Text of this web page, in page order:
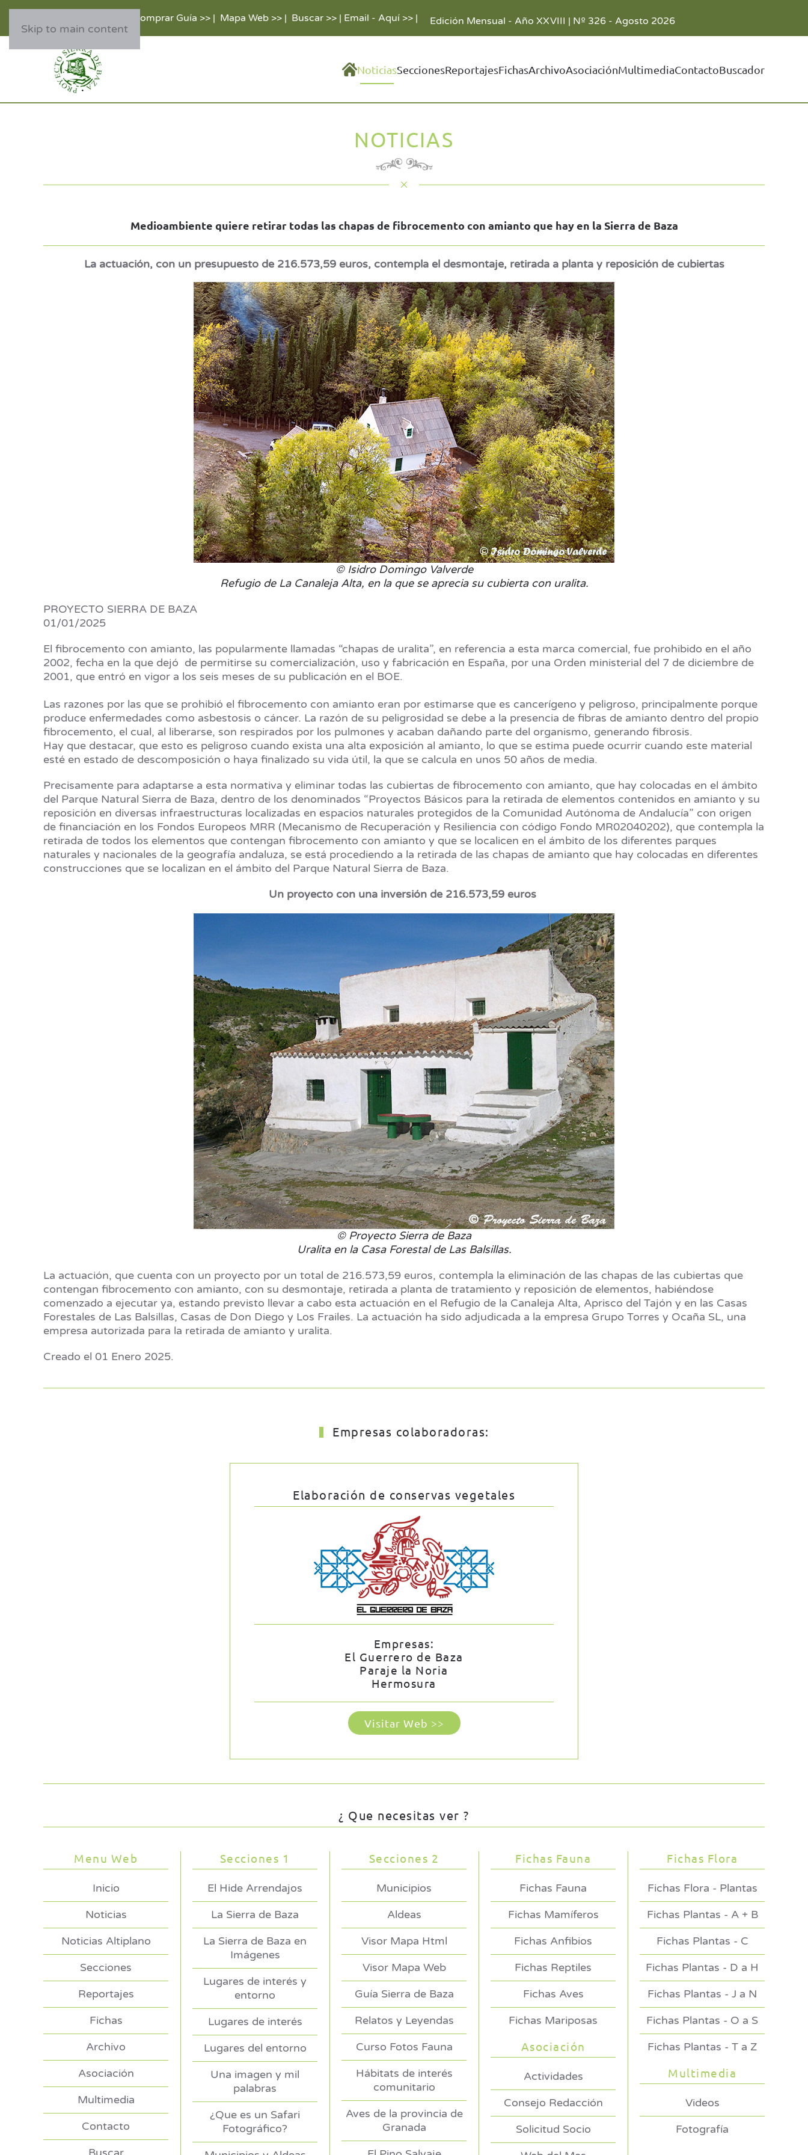
Skip to main content
Comprar Guía >>| Mapa Web >>| Buscar >>| Email - Aquí >>| Edición Mensual - Año XXVIII | Nº 326 - Agosto 2026
NoticiasSeccionesReportajesFichasArchivoAsociaciónMultimediaContactoBuscador
NOTICIAS
Medioambiente quiere retirar todas las chapas de fibrocemento con amianto que hay en la Sierra de Baza
La actuación, con un presupuesto de 216.573,59 euros, contempla el desmontaje, retirada a planta y reposición de cubiertas
© Isidro Domingo Valverde
Refugio de La Canaleja Alta, en la que se aprecia su cubierta con uralita.
PROYECTO SIERRA DE BAZA
01/01/2025
El fibrocemento con amianto, las popularmente llamadas “chapas de uralita”, en referencia a esta marca comercial, fue prohibido en el año
2002, fecha en la que dejó de permitirse su comercialización, uso y fabricación en España, por una Orden ministerial del 7 de diciembre de
2001, que entró en vigor a los seis meses de su publicación en el BOE.
Las razones por las que se prohibió el fibrocemento con amianto eran por estimarse que es cancerígeno y peligroso, principalmente porque
produce enfermedades como asbestosis o cáncer. La razón de su peligrosidad se debe a la presencia de fibras de amianto dentro del propio
fibrocemento, el cual, al liberarse, son respirados por los pulmones y acaban dañando parte del organismo, generando fibrosis.
Hay que destacar, que esto es peligroso cuando exista una alta exposición al amianto, lo que se estima puede ocurrir cuando este material
esté en estado de descomposición o haya finalizado su vida útil, la que se calcula en unos 50 años de media.
Precisamente para adaptarse a esta normativa y eliminar todas las cubiertas de fibrocemento con amianto, que hay colocadas en el ámbito
del Parque Natural Sierra de Baza, dentro de los denominados “Proyectos Básicos para la retirada de elementos contenidos en amianto y su
reposición en diversas infraestructuras localizadas en espacios naturales protegidos de la Comunidad Autónoma de Andalucía” con origen
de financiación en los Fondos Europeos MRR (Mecanismo de Recuperación y Resiliencia con código Fondo MR02040202), que contempla la
retirada de todos los elementos que contengan fibrocemento con amianto y que se localicen en el ámbito de los diferentes parques
naturales y nacionales de la geografía andaluza, se está procediendo a la retirada de las chapas de amianto que hay colocadas en diferentes
construcciones que se localizan en el ámbito del Parque Natural Sierra de Baza.
Un proyecto con una inversión de 216.573,59 euros
© Proyecto Sierra de Baza
Uralita en la Casa Forestal de Las Balsillas.
La actuación, que cuenta con un proyecto por un total de 216.573,59 euros, contempla la eliminación de las chapas de las cubiertas que
contengan fibrocemento con amianto, con su desmontaje, retirada a planta de tratamiento y reposición de elementos, habiéndose
comenzado a ejecutar ya, estando previsto llevar a cabo esta actuación en el Refugio de la Canaleja Alta, Aprisco del Tajón y en las Casas
Forestales de Las Balsillas, Casas de Don Diego y Los Frailes. La actuación ha sido adjudicada a la empresa Grupo Torres y Ocaña SL, una
empresa autorizada para la retirada de amianto y uralita.
Creado el 01 Enero 2025.
Empresas colaboradoras:
Elaboración de conservas vegetales
Empresas:
El Guerrero de Baza
Paraje la Noria
Hermosura
Visitar Web >>
¿ Que necesitas ver ?
Menu Web
Inicio
Noticias
Noticias Altiplano
Secciones
Reportajes
Fichas
Archivo
Asociación
Multimedia
Contacto
Secciones 1
El Hide Arrendajos
La Sierra de Baza
La Sierra de Baza en
Imágenes
Lugares de interés y
entorno
Lugares de interés
Lugares del entorno
Una imagen y mil
palabras
¿Que es un Safari
Fotográfico?
Secciones 2
Municipios
Aldeas
Visor Mapa Html
Visor Mapa Web
Guía Sierra de Baza
Relatos y Leyendas
Curso Fotos Fauna
Hábitats de interés
comunitario
Aves de la provincia de
Granada
Fichas Fauna
Fichas Fauna
Fichas Mamíferos
Fichas Anfibios
Fichas Reptiles
Fichas Aves
Fichas Mariposas
Asociación
Actividades
Consejo Redacción
Solicitud Socio
Fichas Flora
Fichas Flora - Plantas
Fichas Plantas - A + B
Fichas Plantas - C
Fichas Plantas - D a H
Fichas Plantas - J a N
Fichas Plantas - O a S
Fichas Plantas - T a Z
Multimedia
Videos
Fotografía